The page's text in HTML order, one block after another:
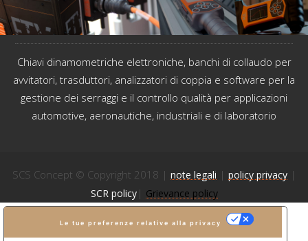
Chiavi dinamometriche elettroniche, banchi di collaudo per
avvitatori, trasduttori, analizzatori di coppia e software per la
gestione dei serraggi e il controllo qualità per applicazioni
automotive, aeronautiche, industriali e di laboratorio
SCS Concept © Copyright 2018 | note legali | policy privacy|
SCR policy| Grievance policy
Le tue preferenze relative alla privacy